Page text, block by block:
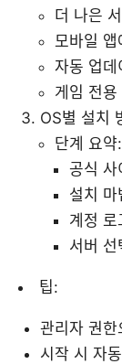
더 나은
모바일
자동 업데
게임 전
OS별 설치
단계 요약:
공식 사
설치 마
계정 로
서버 선
팁:
관리자 권한
시작 시 자